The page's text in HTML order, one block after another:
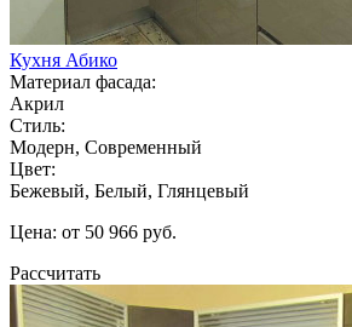
Кухня Абико
Материал фасада:
Акрил
Стиль:
Модерн, Современный
Цвет:
Бежевый, Белый, Глянцевый
Цена: от 50 966 руб.
Рассчитать